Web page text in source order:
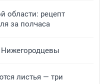
области: рецепт
за полчаса
листья — три